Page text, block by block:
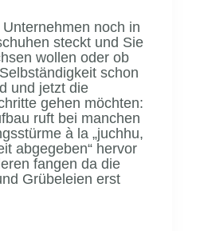
noch in
steckt und Sie
wollen oder ob
schon
und jetzt die
gehen möchten:
ruft bei manchen
à la „juchhu,
abgegeben“ hervor
fangen da die
Grübeleien erst